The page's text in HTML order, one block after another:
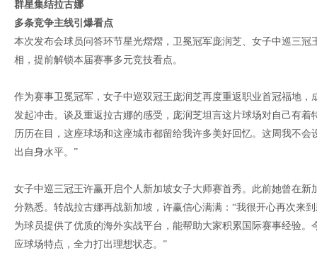
群星集结拉古娜
多条竞争主线引爆看点
本次发布会球员问答环节星光熠熠，卫冕冠军庞润芝、女子中巡三
相，提前解锁本届赛事多元竞技看点。
作为赛事卫冕冠军，女子中巡双冠王庞润芝再度重返职业首冠福地
发起冲击。谈及重返拉古娜的感受，庞润芝坦言这片球场对自己有
历历在目，这座球场和这座城市都留给我许多美好回忆。这周我不
出自身水平。”
女子中巡三冠王许赢开启个人新加坡女子大师赛首秀。此前她曾在
分熟悉。转战拉古娜再战新加坡，许赢信心满满：“我很开心再次来
为球员提供了优质的海外实战平台，能帮助大家积累国际赛事经验
应球场特点，全力打出理想状态。”